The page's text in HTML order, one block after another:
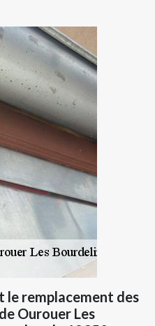
le remplacement des
Ourouer Les